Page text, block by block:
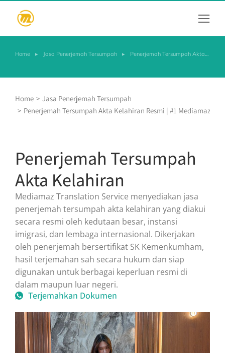
You are here:
Home Jasa Penerjemah Tersumpah Penerjemah Tersumpah Akta…
You are here:
Home
Jasa Penerjemah Tersumpah
Penerjemah Tersumpah Akta Kelahiran Resmi | #1 Mediamaz
Penerjemah Tersumpah
Akta Kelahiran
Mediamaz Translation Service menyediakan jasa
penerjemah tersumpah akta kelahiran yang diakui
secara resmi oleh kedutaan besar, instansi
imigrasi, dan lembaga internasional. Dikerjakan
oleh penerjemah bersertifikat SK Kemenkumham,
hasil terjemahan sah secara hukum dan siap
digunakan untuk berbagai keperluan resmi di
dalam maupun luar negeri.
Terjemahkan Dokumen